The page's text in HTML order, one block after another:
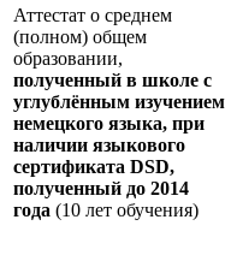
Аттестат о среднем
(полном) общем
образовании,
полученный в школе с
углублённым изучением
немецкого языка, при
наличии языкового
сертификата DSD,
полученный до 2014
года (10 лет обучения)